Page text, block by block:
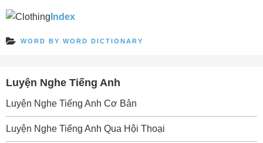
Index
WORD BY WORD DICTIONARY
Luyện Nghe Tiếng Anh
Luyện Nghe Tiếng Anh Cơ Bản
Luyện Nghe Tiếng Anh Qua Hội Thoại